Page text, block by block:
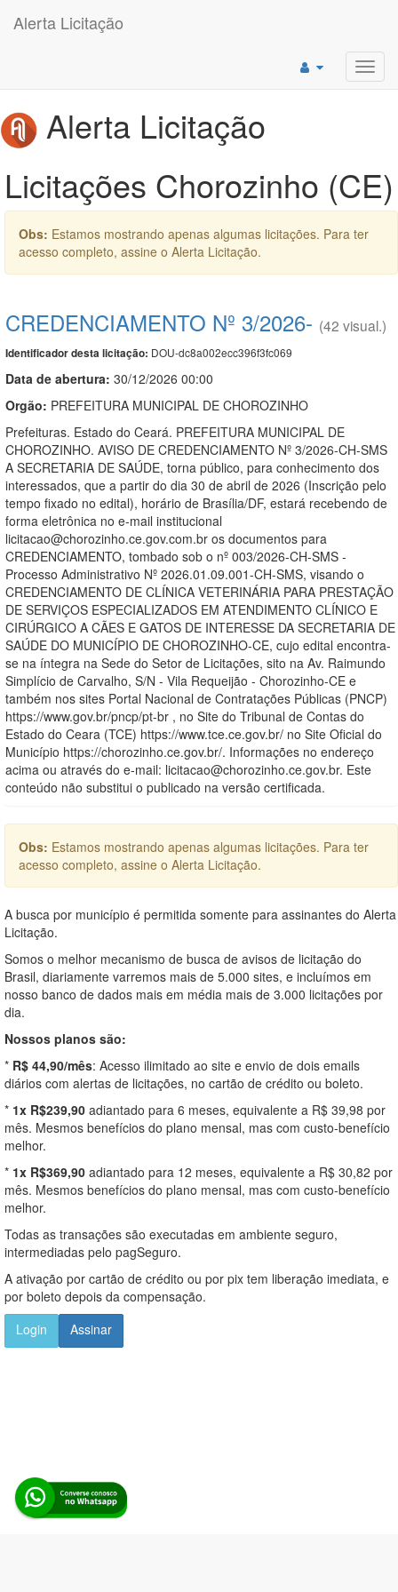
Alerta Licitação
Alerta Licitação
Licitações Chorozinho (CE)
Obs: Estamos mostrando apenas algumas licitações. Para ter
acesso completo, assine o Alerta Licitação.
CREDENCIAMENTO Nº 3/2026- (42 visual.)
Identificador desta licitação: DOU-dc8a002ecc396f3fc069
Data de abertura: 30/12/2026 00:00
Orgão: PREFEITURA MUNICIPAL DE CHOROZINHO
Prefeituras. Estado do Ceará. PREFEITURA MUNICIPAL DE
CHOROZINHO. AVISO DE CREDENCIAMENTO Nº 3/2026-CH-SMS
A SECRETARIA DE SAÚDE, torna público, para conhecimento dos
interessados, que a partir do dia 30 de abril de 2026 (Inscrição pelo
tempo fixado no edital), horário de Brasília/DF, estará recebendo de
forma eletrônica no e-mail institucional
licitacao@chorozinho.ce.gov.com.br os documentos para
CREDENCIAMENTO, tombado sob o nº 003/2026-CH-SMS -
Processo Administrativo Nº 2026.01.09.001-CH-SMS, visando o
CREDENCIAMENTO DE CLÍNICA VETERINÁRIA PARA PRESTAÇÃO
DE SERVIÇOS ESPECIALIZADOS EM ATENDIMENTO CLÍNICO E
CIRÚRGICO A CÃES E GATOS DE INTERESSE DA SECRETARIA DE
SAÚDE DO MUNICÍPIO DE CHOROZINHO-CE, cujo edital encontra-
se na íntegra na Sede do Setor de Licitações, sito na Av. Raimundo
Simplício de Carvalho, S/N - Vila Requeijão - Chorozinho-CE e
também nos sites Portal Nacional de Contratações Públicas (PNCP)
https://www.gov.br/pncp/pt-br , no Site do Tribunal de Contas do
Estado do Ceara (TCE) https://www.tce.ce.gov.br/ no Site Oficial do
Município https://chorozinho.ce.gov.br/. Informações no endereço
acima ou através do e-mail: licitacao@chorozinho.ce.gov.br. Este
conteúdo não substitui o publicado na versão certificada.
Obs: Estamos mostrando apenas algumas licitações. Para ter
acesso completo, assine o Alerta Licitação.
A busca por município é permitida somente para assinantes do Alerta
Licitação.
Somos o melhor mecanismo de busca de avisos de licitação do
Brasil, diariamente varremos mais de 5.000 sites, e incluímos em
nosso banco de dados mais em média mais de 3.000 licitações por
dia.
Nossos planos são:
* R$ 44,90/mês: Acesso ilimitado ao site e envio de dois emails
diários com alertas de licitações, no cartão de crédito ou boleto.
* 1x R$239,90 adiantado para 6 meses, equivalente a R$ 39,98 por
mês. Mesmos benefícios do plano mensal, mas com custo-benefício
melhor.
* 1x R$369,90 adiantado para 12 meses, equivalente a R$ 30,82 por
mês. Mesmos benefícios do plano mensal, mas com custo-benefício
melhor.
Todas as transações são executadas em ambiente seguro,
intermediadas pelo pagSeguro.
A ativação por cartão de crédito ou por pix tem liberação imediata, e
por boleto depois da compensação.
Login
Assinar